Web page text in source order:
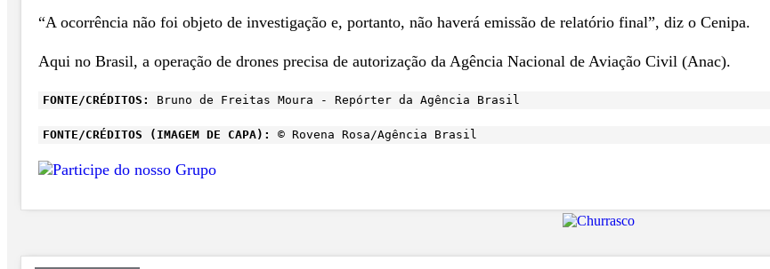
“A ocorrência não foi objeto de investigação e, portanto, não haverá emissão de relatório final”, diz o Cenipa.
Aqui no Brasil, a operação de drones precisa de autorização da Agência Nacional de Aviação Civil (Anac).
FONTE/CRÉDITOS: Bruno de Freitas Moura - Repórter da Agência Brasil
FONTE/CRÉDITOS (IMAGEM DE CAPA): © Rovena Rosa/Agência Brasil